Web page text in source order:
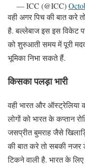
— ICC (@ICC)
वही अगर पिच की बात करे
है. बल्लेबाज इस इस विकेट
को शुरुआती समय में पूरी
भूमिका निभा सकते हैं.
किसका पलड़ा भारी
वही भारत और ऑस्ट्रेलिया
लोगों को भारत के कप्तान
जसप्रीत बुमराह जैसे
की बात करे तो सबकी नजर
टिकने वाली है. भारत के